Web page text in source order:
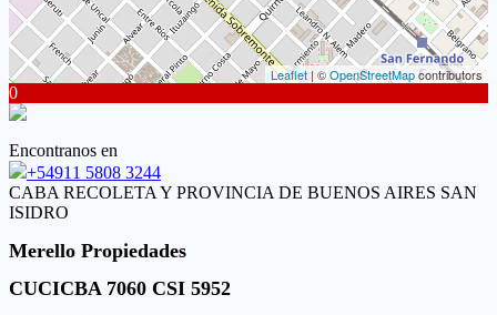
Leaflet| ©OpenStreetMapcontributors
0
Encontranos en
+54911 5808 3244
CABA RECOLETA Y PROVINCIA DE BUENOS AIRES SAN
ISIDRO
Merello Propiedades
CUCICBA 7060 CSI 5952